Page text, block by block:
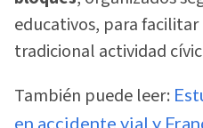
educativos, para
tradicional actividad
También puede leer:
en accidente vial y